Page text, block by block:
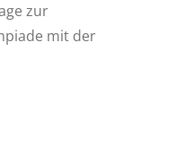
zur
mit der